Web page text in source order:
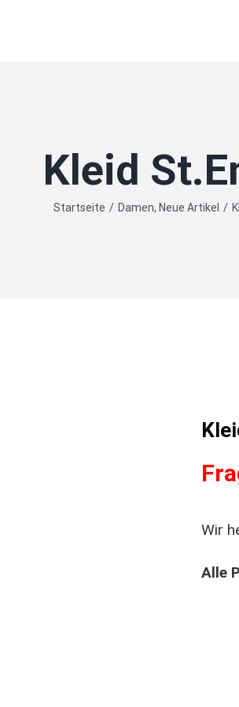
Kleid
Startseite / Damen, Neue Artikel /
Wir
Alle